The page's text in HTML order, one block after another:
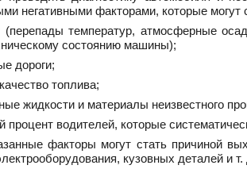
негативными факторами, которые
(перепады температур, атмосферные
состоянию машины);
дороги;
топлива;
жидкости и материалы неизвестного
процент водителей, которые
факторы могут стать причиной
кузовных деталей и т.